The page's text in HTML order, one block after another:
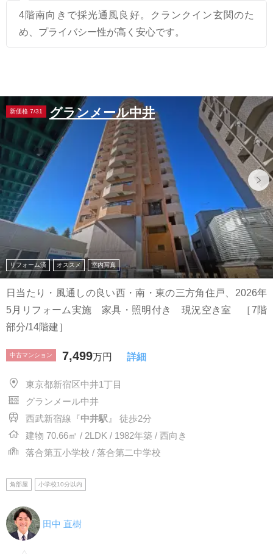
4階南向きで採光通風良好。クランクイン玄関のた
め、プライバシー性が高く安心です。
新価格 7/31 グランメール中井
リフォーム済 オススメ 室内写真
日当たり・風通しの良い西・南・東の三方角住戸、2026年
5月リフォーム実施 家具・照明付き 現況空き室 ［7階
部分/14階建］
中古マンション 7,499万円 詳細
東京都新宿区中井1丁目
グランメール中井
西武新宿線『中井駅 』 徒歩2分
建物 70.66㎡ / 2LDK / 1982年築 / 西向き
落合第五小学校 / 落合第二中学校
角部屋 小学校10分以内
田中 直樹